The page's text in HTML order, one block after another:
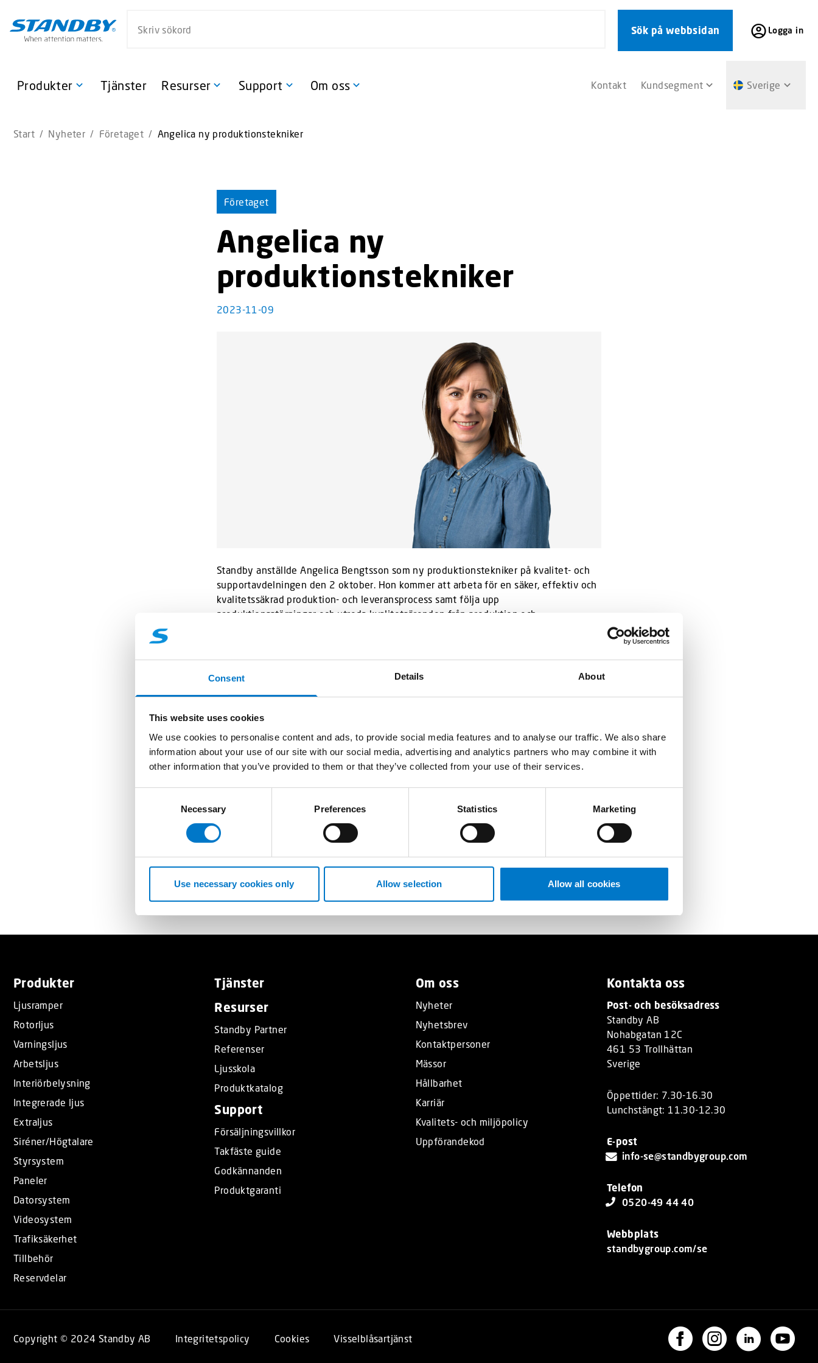
Consent Details About
This website uses cookies
We use cookies to personalise content and ads, to provide social media features and to analyse our traffic. We also share
information about your use of our site with our social media, advertising and analytics partners who may combine it with
other information that you’ve provided to them or that they’ve collected from your use of their services.
e
Necessary Preferences Statistics Marketing
Use necessary cookies only Allow selection Allow all cookies
k
o
n
Sök på webbsidan Logga in
Produkter Tjänster Resurser Support Om oss Kontakt Kundsegment Sverige
Start / Nyheter / Företaget / Angelica ny produktionstekniker
Företaget
Angelica ny
produktionstekniker
2023-11-09
Standby anställde Angelica Bengtsson som ny produktionstekniker på kvalitet- och
supportavdelningen den 2 oktober. Hon kommer att arbeta för en säker, effektiv och
kvalitetssäkrad produktion- och leveransprocess samt följa upp
produktionsstörningar och utreda kvalitetsärenden från produktion och
Angelica har tidigare arbetat 17 år på GKN Aerospace i Trollhättan. Under dessa år
jobbade hon inom nyproduktion av civila flygmotorkomponenter, kvalitetstekniker,
Så här säger Angelica om varför hon ville börja på Standby:
– Jag tycker det är ett intressant företag med häftiga produkter och för mig en helt
ny spännande bransch. Jag har under många år arbetat på ett större företag och ville
dedikerade kollegor som värnar om varandra vilket bidrar till en bättre gemenskap
och laganda.
Standby hälsar Angelica varmt välkommen!
Produkter
Ljusramper
Rotorljus
Varningsljus
Arbetsljus
Interiörbelysning
Integrerade ljus
Extraljus
Siréner/Högtalare
Styrsystem
Paneler
Datorsystem
Videosystem
Trafiksäkerhet
Tillbehör
Reservdelar
Tjänster
Resurser
Standby Partner
Referenser
Ljusskola
Produktkatalog
Support
Försäljningsvillkor
Takfäste guide
Godkännanden
Produktgaranti
Om oss
Nyheter
Nyhetsbrev
Kontaktpersoner
Mässor
Hållbarhet
Karriär
Kvalitets- och miljöpolicy
Uppförandekod
Kontakta oss
Post- och besöksadress
Standby AB
Nohabgatan 12C
461 53 Trollhättan
Sverige
Öppettider: 7.30-16.30
Lunchstängt: 11.30-12.30
E-post
info-se@standbygroup.com
Telefon
0520-49 44 40
Webbplats
standbygroup.com/se
Copyright © 2024 Standby AB Integritetspolicy Cookies Visselblåsartjänst